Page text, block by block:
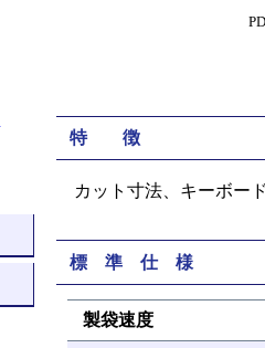
特 徴
カット寸法、キーボー
標 準 仕 様
製袋速度